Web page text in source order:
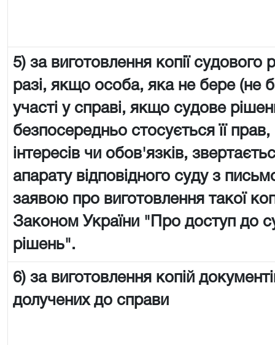
5) за виготовлення копії судового
разі, якщо особа, яка не бере (не
участі у справі, якщо судове
безпосередньо стосується її
інтересів чи обов'язків,
апарату відповідного суду з
заявою про виготовлення такої
Законом України "Про доступ до
рішень".
6) за виготовлення копій
долучених до справи